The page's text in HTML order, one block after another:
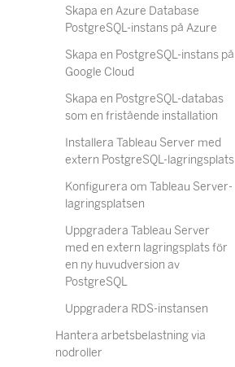
Skapa en Azure Database
PostgreSQL-instans på Azure
Skapa en PostgreSQL-instans på
Google Cloud
Skapa en PostgreSQL-databas
som en fristående installation
Installera Tableau Server med
extern PostgreSQL-lagringsplats
Konfigurera om Tableau Server-
lagringsplatsen
Uppgradera Tableau Server
med en extern lagringsplats för
en ny huvudversion av
PostgreSQL
Uppgradera RDS-instansen
Hantera arbetsbelastning via
nodroller